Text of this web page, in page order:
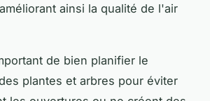
ainsi la qualité de l'air
de bien planifier le
plantes et arbres pour éviter